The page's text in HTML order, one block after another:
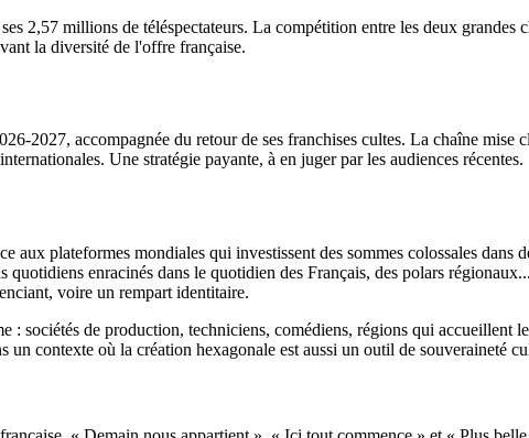
2,57 millions de téléspectateurs. La compétition entre les deux grandes
la diversité de l'offre française.
2027, accompagnée du retour de ses franchises cultes. La chaîne mise
Une stratégie payante, à en juger par les audiences récentes.
plateformes mondiales qui investissent des sommes colossales dans
enracinés dans le quotidien des Français, des polars
voire un rempart identitaire.
de production, techniciens, comédiens, régions qui accueillent
contexte où la création hexagonale est aussi un outil de souveraineté